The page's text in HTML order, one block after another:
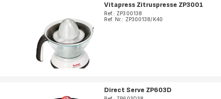
Vitapress Zitruspresse ZP3001
Ref.: ZP300138
Ref. Nr.: ZP300138/K40
Direct Serve ZP603D